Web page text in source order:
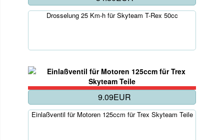
Drosselung 25 Km-h für Skyteam T-Rex 50cc
9.09EUR
Einlaßventil für Motoren 125ccm für Trex Skyteam Teile